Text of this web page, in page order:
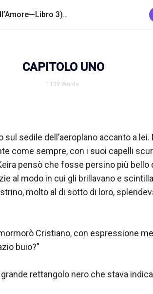
Una Amore come il Loro (Le Cronache dell’Amore—Libro 3)/
CAPITOLO UNO
1139 Words
sul sedile dell’aeroplano accanto a
come sempre, con i suoi capelli
pensò che fosse persino più bello
al modo in cui gli brillavano e
molto al di sotto di loro,
Cristiano, con espressione
buio?”
rettangolo nero che stava